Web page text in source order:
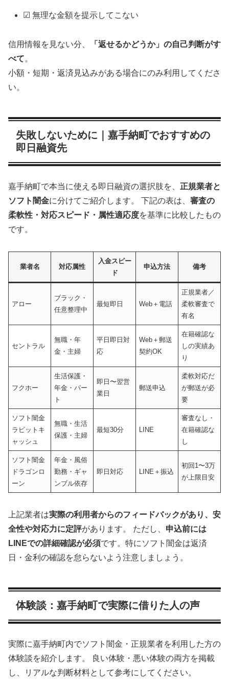
☑ 無理な金額を提示してこない
信用情報を見ない分、
「返せるかどうか」の自己判断がす
べて。
小額・短期・返済見込みがある場合にのみ利用してくださ
い。
失敗しないために｜嘉手納町でおすすめの
即日融資先
嘉手納町で本当に使える即日融資の選択肢を、 正規業者と
ソフト闇金に分けてご紹介します。 下記の表は、 審査の
柔軟性・対応スピード・属性適応度を基準に比較したもの
です。
業者名 対応属性
入金スピー
ド
申込方法 備考
アロー
ブラック・
任意整理中
最短即日 Web＋電話
正規業者／
柔軟審査で
有名
セントラル
無職・年
金・主婦
平日即日対
応
Web＋郵送
契約OK
在籍確認な
しの実績あ
り
フクホー
生活保護・
年金・パー
ト
即日〜翌営
業日
郵送申込
柔軟対応だ
が郵送が必
要
ソフト闇金
ラビットキ
ャッシュ
無職・生活
保護・主婦
最短30分 LINE
審査なし・
在籍確認な
し
ソフト闇金
ドラゴンロ
ーン
年金・風俗
勤務・ギャ
ンブル依存
即日対応 LINE＋振込
初回1〜3万
が上限目安
上記業者は実際の利用者からのフィードバックがあり、安
全性や対応力に定評があります。 ただし、 申込前には
LINEでの詳細確認が必須です。特にソフト闇金は返済
日・金利の確認を怠らないよう注意しましょう。
体験談：嘉手納町で実際に借りた人の声
実際に嘉手納町内でソフト闇金・正規業者を利用した方の
体験談を紹介します。 良い体験・悪い体験の両方を掲載
し、リアルな判断材料として参考にしてください。